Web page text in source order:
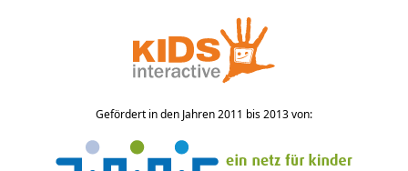
Gefördert in den Jahren 2011 bis 2013 von: